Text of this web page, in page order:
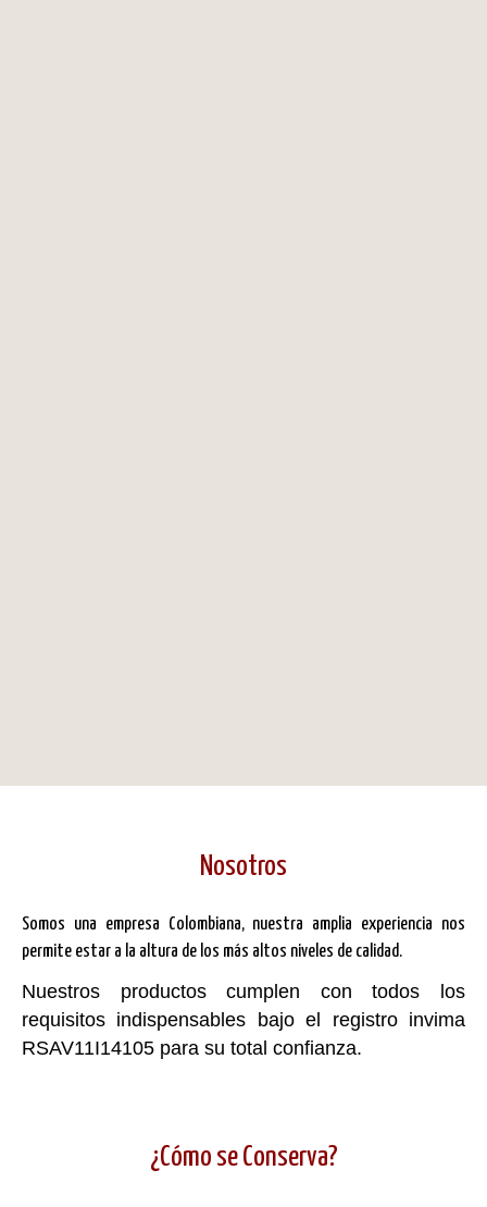
Nosotros
Somos una empresa Colombiana, nuestra amplia experiencia nos
permite estar a la altura de los más altos niveles de calidad.
Nuestros productos cumplen con todos los
requisitos indispensables bajo el registro invima
RSAV11I14105 para su total confianza.
¿Cómo se Conserva?